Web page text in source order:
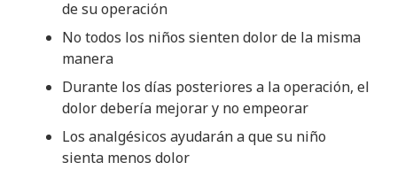
de su operación
No todos los niños sienten dolor de la misma
manera
Durante los días posteriores a la operación, el
dolor debería mejorar y no empeorar
Los analgésicos ayudarán a que su niño
sienta menos dolor